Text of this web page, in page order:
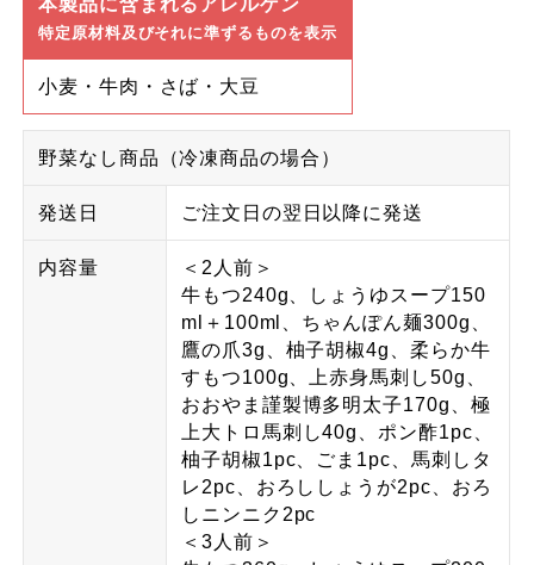
本製品に含まれるアレルゲン
特定原材料及びそれに準ずるものを表示
小麦・牛肉・さば・大豆
野菜なし商品（冷凍商品の場合）
発送日 ご注文日の翌日以降に発送
内容量
＜2人前＞
牛もつ240g、しょうゆスープ150
ml＋100ml、ちゃんぽん麺300g、
鷹の爪3g、柚子胡椒4g、柔らか牛
すもつ100g、上赤身馬刺し50g、
おおやま謹製博多明太子170g、極
上大トロ馬刺し40g、ポン酢1pc、
柚子胡椒1pc、ごま1pc、馬刺しタ
レ2pc、おろししょうが2pc、おろ
しニンニク2pc
＜3人前＞